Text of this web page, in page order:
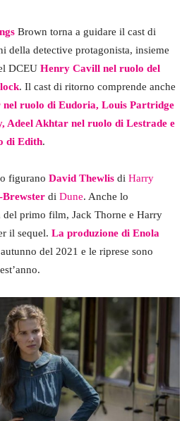
Brown torna a guidare il cast di
della detective protagonista, insieme
DCEU Henry Cavill nel ruolo del
. Il cast di ritorno comprende anche
ruolo di Eudoria, Louis Partridge
Adeel Akhtar nel ruolo di Lestrade e
di Edith.
figurano David Thewlis di Harry
Brewster di Dune. Anche lo
del primo film, Jack Thorne e Harry
il sequel. La produzione di Enola
del 2021 e le riprese sono